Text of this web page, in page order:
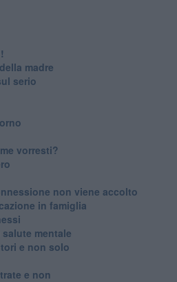
madre
serio
vorresti?
non viene accolto
in famiglia
mentale
e non solo
e non